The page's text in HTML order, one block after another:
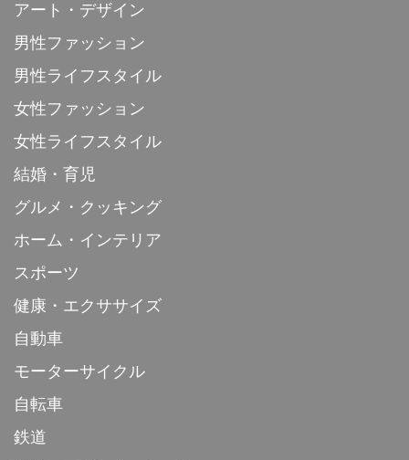
アート・デザイン
男性ファッション
男性ライフスタイル
女性ファッション
女性ライフスタイル
結婚・育児
グルメ・クッキング
ホーム・インテリア
スポーツ
健康・エクササイズ
自動車
モーターサイクル
自転車
鉄道